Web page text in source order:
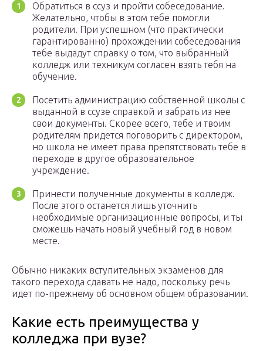
Обратиться в ссуз и пройти собеседование.
Желательно, чтобы в этом тебе помогли
родители. При успешном (что практически
гарантированно) прохождении собеседования
тебе выдадут справку о том, что выбранный
колледж или техникум согласен взять тебя на
обучение.
Посетить администрацию собственной школы с
выданной в ссузе справкой и забрать из нее
свои документы. Скорее всего, тебе и твоим
родителям придется поговорить с директором,
но школа не имеет права препятствовать тебе в
переходе в другое образовательное
учреждение.
Принести полученные документы в колледж.
После этого останется лишь уточнить
необходимые организационные вопросы, и ты
сможешь начать новый учебный год в новом
месте.
Обычно никаких вступительных экзаменов для
такого перехода сдавать не надо, поскольку речь
идет по-прежнему об основном общем образовании.
Какие есть преимущества у
колледжа при вузе?